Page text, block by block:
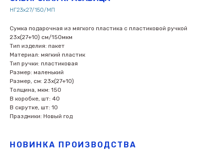
НГ23х27/150/МП
Сумка подарочная из мягкого пластика с пластиковой ручкой
23х(27+10) см/150мкм
Тип изделия: пакет
Материал: мягкий пластик
Тип ручки: пластиковая
Размер: маленький
Размер, см: 23х(27+10)
Толщина, мкм: 150
В коробке, шт: 40
В скрутке, шт: 10
Праздники: Новый год
НОВИНКА ПРОИЗВОДСТВА